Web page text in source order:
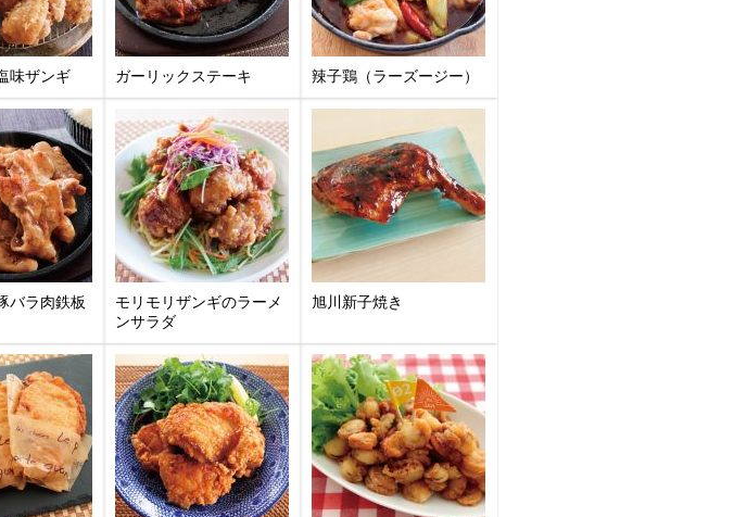
味ザンギ ガーリックステーキ 辣子鶏（ラーズージー）
バラ肉鉄板
モリモリザンギのラーメ
ンサラダ
旭川新子焼き